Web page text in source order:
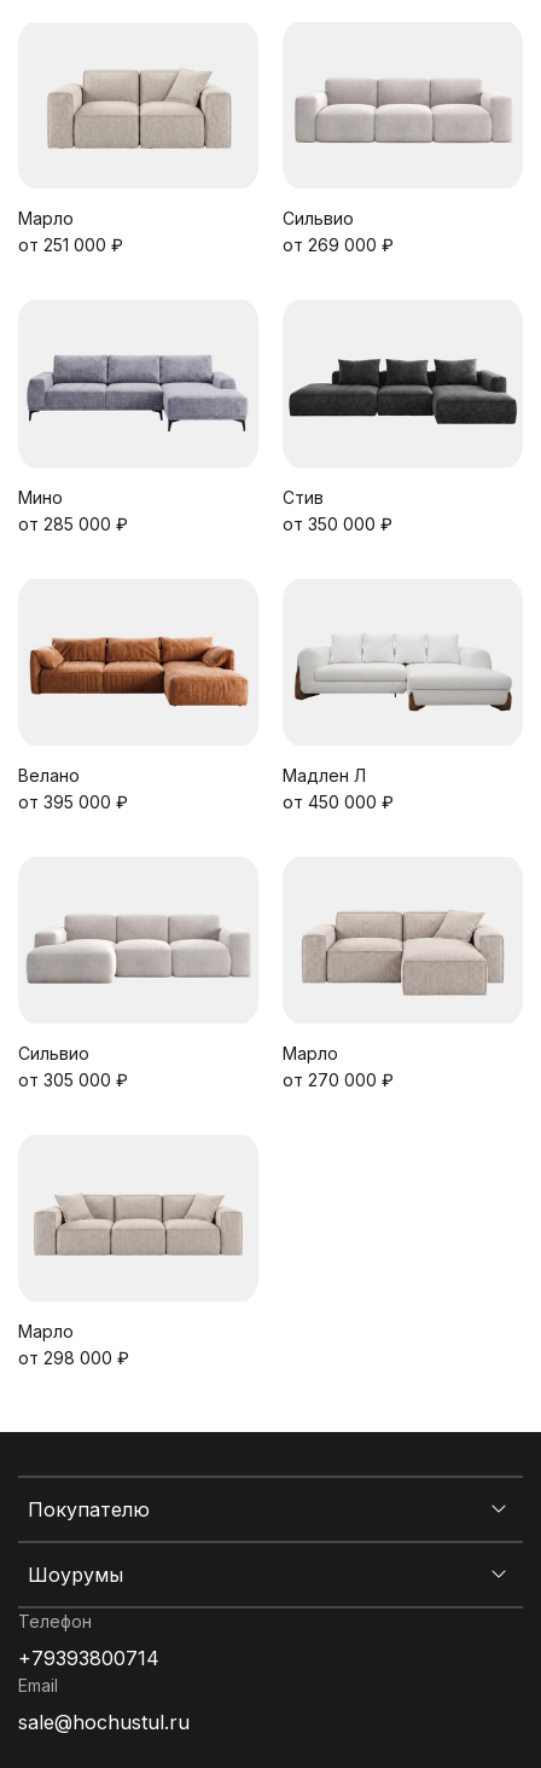
Марло
от 251 000 ₽
Сильвио
от 269 000 ₽
Мино
от 285 000 ₽
Стив
от 350 000 ₽
Велано
от 395 000 ₽
Мадлен Л
от 450 000 ₽
Сильвио
от 305 000 ₽
Марло
от 270 000 ₽
Марло
от 298 000 ₽
Покупателю
Шоурумы
Телефон
+79393800714
Email
sale@hochustul.ru